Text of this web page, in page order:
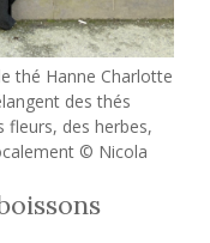
thé Hanne Charlotte
des thés
fleurs, des herbes,
© Nicola